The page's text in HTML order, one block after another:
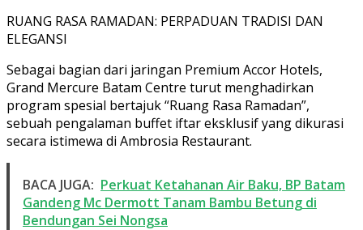
RUANG RASA RAMADAN: PERPADUAN TRADISI DAN
ELEGANSI
Sebagai bagian dari jaringan Premium Accor Hotels,
Grand Mercure Batam Centre turut menghadirkan
program spesial bertajuk “Ruang Rasa Ramadan”,
sebuah pengalaman buffet iftar eksklusif yang dikurasi
secara istimewa di Ambrosia Restaurant.
BACA JUGA: Perkuat Ketahanan Air Baku, BP Batam
Gandeng Mc Dermott Tanam Bambu Betung di
Bendungan Sei Nongsa